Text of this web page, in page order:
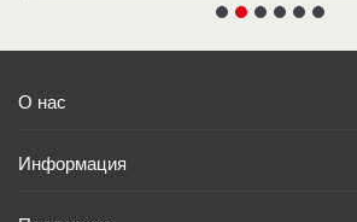
О нас
Информация